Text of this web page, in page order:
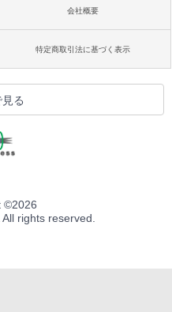
会社概要
特定商取引法に基づく表示
る
©2026
rights reserved.